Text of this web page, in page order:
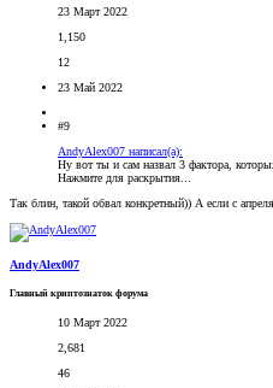
23 Март 2022
1,150
12
23 Май 2022
#9
AndyAlex007 написал(а):
Ну вот ты и сам назвал 3 фактора,
Нажмите для раскрытия...
Так блин, такой обвал конкретный)) А если с
AndyAlex007
Главный криптознаток форума
10 Март 2022
2,681
46